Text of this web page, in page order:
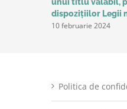
dispozițiilor Legii
10 februarie 2024
Politica de